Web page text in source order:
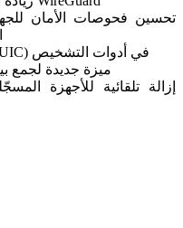
تحسين فحوصات الأمان
إضافة دعم لاختبار HTTP/3 (QUIC) في أدوات التشخيص
ميزة جديدة لجمع
إزالة تلقائية للأجهزة